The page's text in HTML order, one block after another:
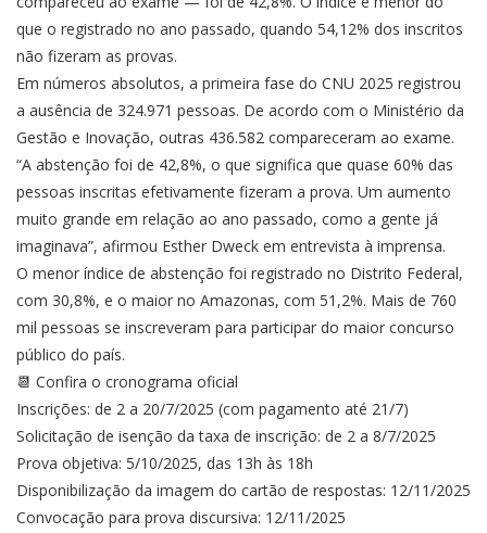
que o registrado no ano passado, quando 54,12% dos inscritos
não fizeram as provas.
Em números absolutos, a primeira fase do CNU 2025 registrou
a ausência de 324.971 pessoas. De acordo com o Ministério da
Gestão e Inovação, outras 436.582 compareceram ao exame.
“A abstenção foi de 42,8%, o que significa que quase 60% das
pessoas inscritas efetivamente fizeram a prova. Um aumento
muito grande em relação ao ano passado, como a gente já
imaginava”, afirmou Esther Dweck em entrevista à imprensa.
O menor índice de abstenção foi registrado no Distrito Federal,
com 30,8%, e o maior no Amazonas, com 51,2%. Mais de 760
mil pessoas se inscreveram para participar do maior concurso
público do país.
📆 Confira o cronograma oficial
Inscrições: de 2 a 20/7/2025 (com pagamento até 21/7)
Solicitação de isenção da taxa de inscrição: de 2 a 8/7/2025
Prova objetiva: 5/10/2025, das 13h às 18h
Disponibilização da imagem do cartão de respostas: 12/11/2025
Convocação para prova discursiva: 12/11/2025